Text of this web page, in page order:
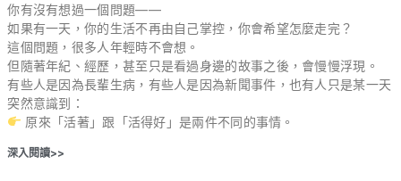
你有沒有想過一個問題——
如果有一天，你的生活不再由自己掌控，你會希望怎麼走完？
這個問題，很多人年輕時不會想。
但隨著年紀、經歷，甚至只是看過身邊的故事之後，會慢慢浮現。
有些人是因為長輩生病，有些人是因為新聞事件，也有人只是某一天
突然意識到：
原來「活著」跟「活得好」是兩件不同的事情。
深入閱讀>>